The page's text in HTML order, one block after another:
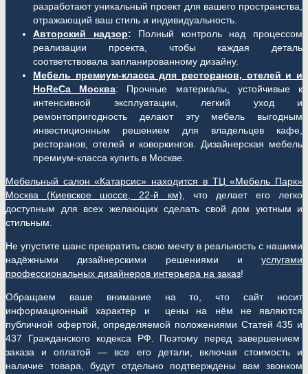
разработают уникальный проект для вашего пространства,
отражающий ваш стиль и индивидуальность.
Авторский надзор: Полный контроль над процессом
реализации проекта, чтобы каждая деталь
соответствовала запланированному дизайну.
Мебель премиум-класса для ресторанов, отелей и и
HoReCa Москва: Прочные материалы, устойчивые к
интенсивной эксплуатации, легкий уход и
ремонтопригодность делают эту мебель выгодным
инвестиционным решением для владельцев кафе,
ресторанов, отелей и коворкингов. Дизайнерская мебель
премиум-класса купить в Москве.
Мебельный салон «Катарсис» находится в ТЦ «Мебель Парк»
Москва (Киевское шоссе, 22-й км) , что делает его легко
доступным для всех желающих сделать свой дом уютным и
стильным.
Не упустите шанс превратить свою мечту в реальность с нашими
надёжными дизайнерскими решениями и услугами
профессиональных дизайнеров интерьера на заказ!
Обращаем ваше внимание на то, что сайт носит
информационный характер и цены на нём не являются
публичной офертой, определяемой положениями Статей 435 и
437 Гражданского кодекса РФ. Поэтому перед завершением
заказа и оплатой — все его детали, включая стоимость и
наличие товара, будут отдельно подтверждены вам звонком